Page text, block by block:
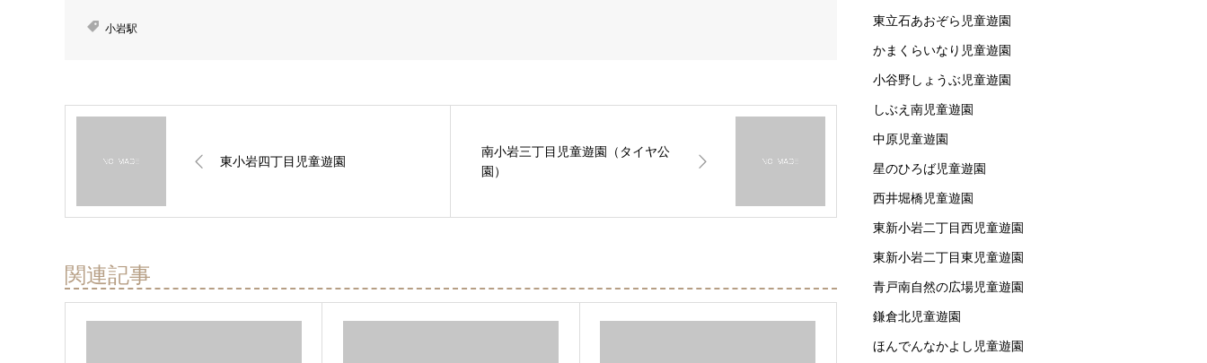
小岩駅
東小岩四丁目児童遊園
南小岩三丁目児童遊園（タイヤ公
園）
関連記事
東立石あおぞら児童遊園
かまくらいなり児童遊園
小谷野しょうぶ児童遊園
しぶえ南児童遊園
中原児童遊園
星のひろば児童遊園
西井堀橋児童遊園
東新小岩二丁目西児童遊園
東新小岩二丁目東児童遊園
青戸南自然の広場児童遊園
鎌倉北児童遊園
ほんでんなかよし児童遊園